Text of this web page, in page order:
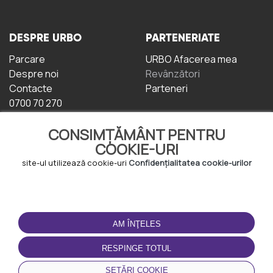
CONSIMȚĂMÂNT PENTRU
COOKIE-URI
site-ul utilizează cookie-uri Confidențialitatea cookie-urilor
AM ÎNŢELES
RESPINGE TOTUL
SETĂRI COOKIE
DESPRE URBO
Parcare
Despre noi
Contacte
0700 70 270
PARTENERIATE
URBO Afacerea mea
Revânzători
Parteneri
TERMENI DE UTILIZARE
Termeni și condiții
Politica de
Confidențialitate
Politica de cookie-uri
DESCĂRCAȚI
APLICAȚIA